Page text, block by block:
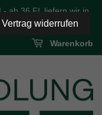
ab 36 FL liefern wir in
Warenkorb
Vertrag widerrufen